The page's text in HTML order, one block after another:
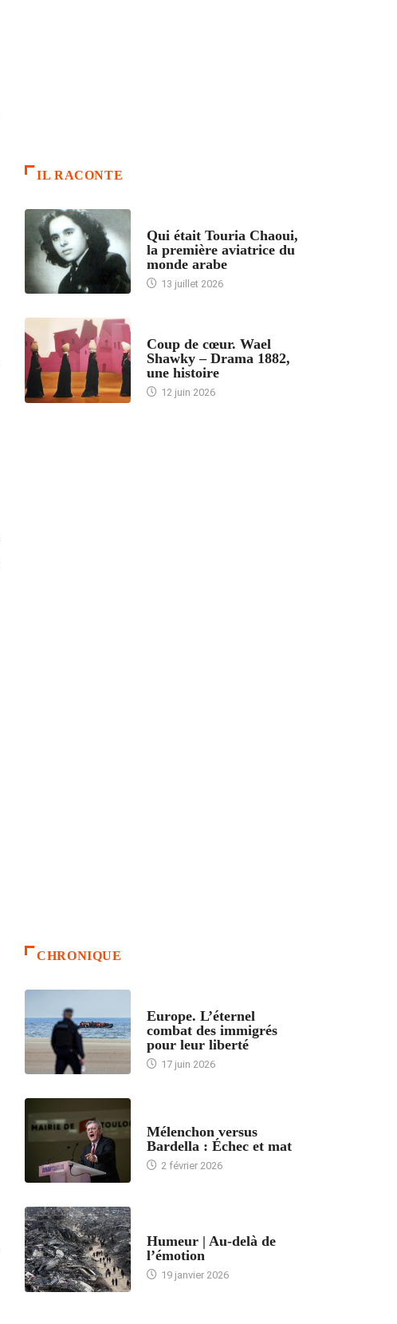
IL RACONTE
Qui était Touria Chaoui,
la première aviatrice du
monde arabe
13 juillet 2026
Coup de cœur. Wael
Shawky – Drama 1882,
une histoire
12 juin 2026
CHRONIQUE
Europe. L’éternel
combat des immigrés
pour leur liberté
17 juin 2026
Mélenchon versus
Bardella : Échec et mat
2 février 2026
Humeur | Au-delà de
l’émotion
19 janvier 2026